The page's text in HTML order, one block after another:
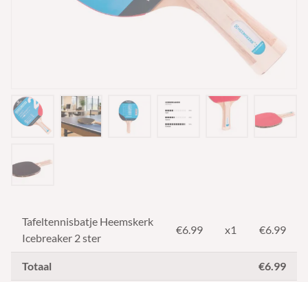
Tafeltennisbatje Heemskerk
Icebreaker 2 ster
€6.99 x1 €6.99
Totaal €6.99